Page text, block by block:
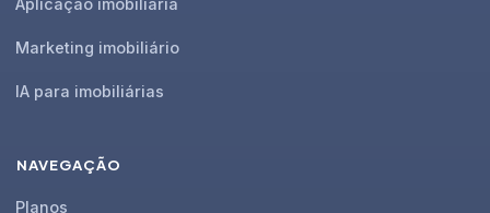
Aplicação imobiliária
Marketing imobiliário
IA para imobiliárias
NAVEGAÇÃO
Planos